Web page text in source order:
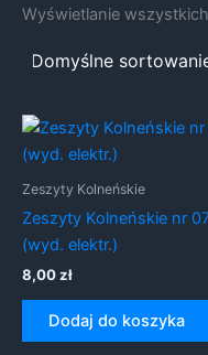
Wyświetlanie
Zeszyty Kolneńskie
Zeszyty Kolneńskie nr
(wyd. elektr.)
8,00zł
Dodaj do koszyka